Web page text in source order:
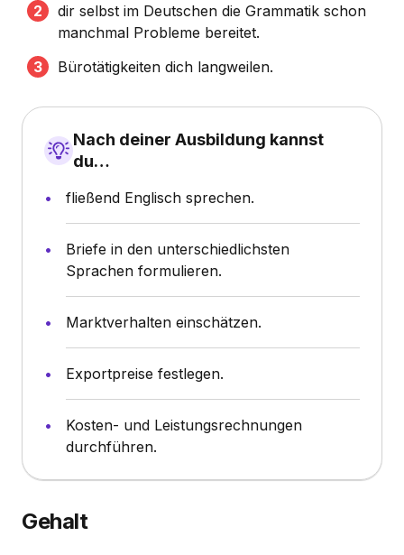
dir selbst im Deutschen die Grammatik schon
manchmal Probleme bereitet.
Bürotätigkeiten dich langweilen.
Nach deiner Ausbildung kannst
du…
fließend Englisch sprechen.
Briefe in den unterschiedlichsten
Sprachen formulieren.
Marktverhalten einschätzen.
Exportpreise festlegen.
Kosten- und Leistungsrechnungen
durchführen.
Gehalt